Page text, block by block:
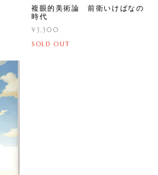
複眼的美術論 前衛いけばなの
時代
¥3,300
SOLD OUT